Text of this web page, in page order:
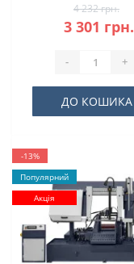
4 232 грн.
3 301 грн.
- +
ДО КОШИКА
-13%
Популярний
Акція